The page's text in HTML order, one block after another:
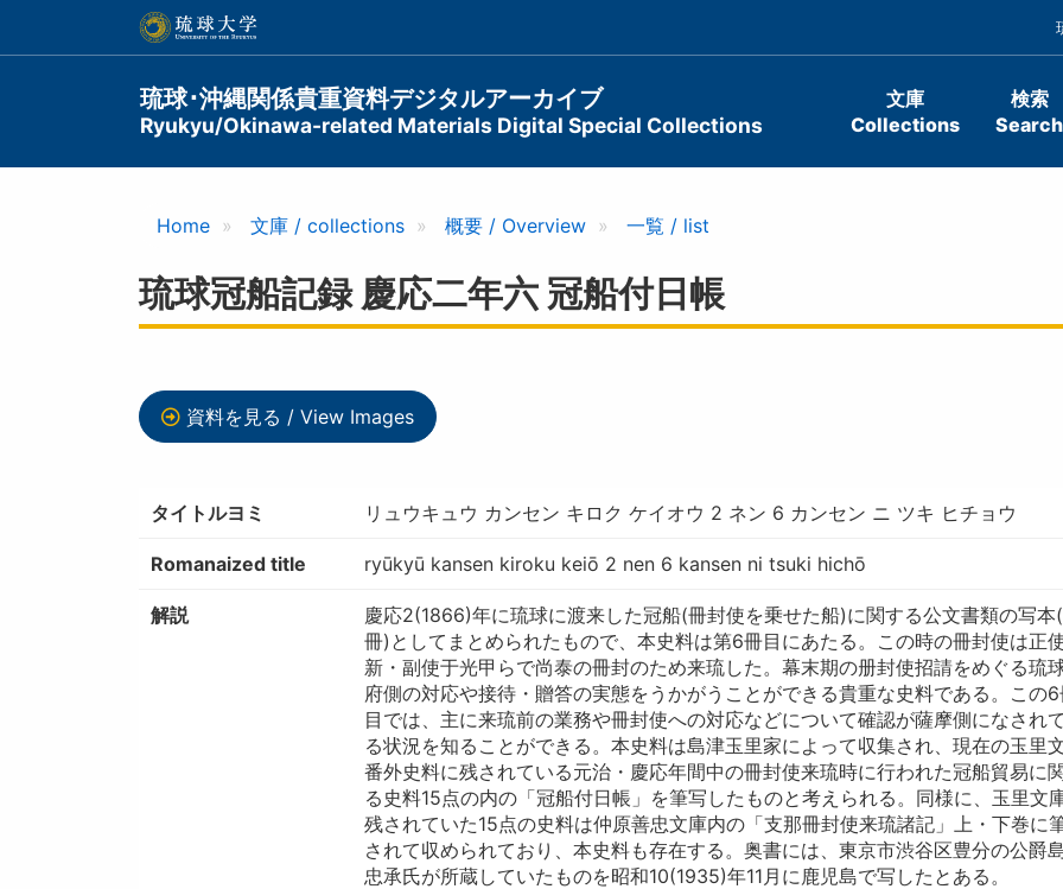
ン
琉球･沖縄関係貴重資料デジタルアーカイブ
Ryukyu/Okinawa-related Materials Digital Special Collections
Main
navigation
文庫
Collections
検索
Search
Home 文庫 / collections 概要 / Overview 一覧 / list
琉球冠船記録 慶応二年六 冠船付日帳
資料を見る / View Images
タイトルヨミ リュウキュウ カンセン キロク ケイオウ 2 ネン 6 カンセン ニ ツキ ヒチョウ
Romanaized title ryūkyū kansen kiroku keiō 2 nen 6 kansen ni tsuki hichō
解説
慶応2(1866)年に琉球に渡来した冠船(冊封使を乗せた船)に関する公文書類の写本
冊)としてまとめられたもので、本史料は第6冊目にあたる。この時の冊封使は正
新・副使于光甲らで尚泰の冊封のため来琉した。幕末期の册封使招請をめぐる琉
府側の対応や接待・贈答の実態をうかがうことができる貴重な史料である。この
目では、主に来琉前の業務や冊封使への対応などについて確認が薩摩側になされ
る状況を知ることができる。本史料は島津玉里家によって収集され、現在の玉里
番外史料に残されている元治・慶応年間中の冊封使来琉時に行われた冠船貿易に
る史料15点の内の「冠船付日帳」を筆写したものと考えられる。同様に、玉里文
残されていた15点の史料は仲原善忠文庫内の「支那冊封使来琉諸記」上・下巻に
されて収められており、本史料も存在する。奥書には、東京市渋谷区豊分の公爵
忠承氏が所蔵していたものを昭和10(1935)年11月に鹿児島で写したとある。